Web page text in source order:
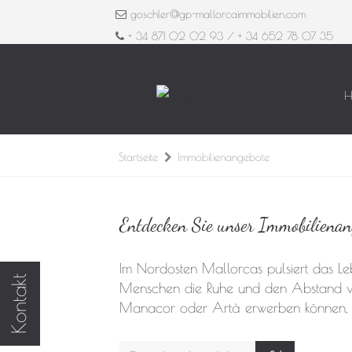
goschler@gp-mallorcaimmobilien.com
+ 34 871 02 02 93 / + 34 652 78 07 35
Startseite Immobilienangebote
Entdecken Sie unser
Im Nordosten Mallorcas pulsiert das
Menschen die Ruhe und den Abstand
Manacor oder Artà erwerben können,
Kontakt